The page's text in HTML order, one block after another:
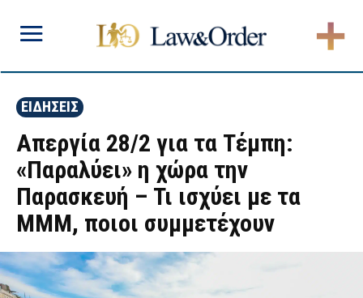
ΕΙΔΗΣΕΙΣ
Απεργία 28/2 για τα Τέμπη:
«Παραλύει» η χώρα την
Παρασκευή – Τι ισχύει με τα
ΜΜΜ, ποιοι συμμετέχουν